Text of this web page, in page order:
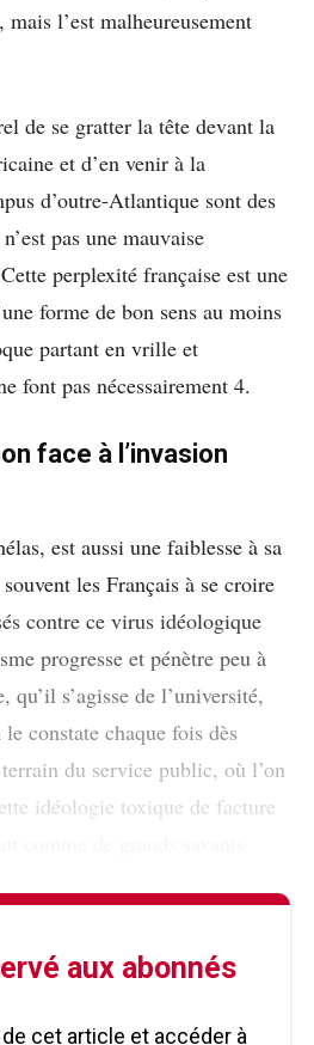
l’est malheureusement
de se gratter la tête devant la
et d’en venir à la
d’outre-Atlantique sont des
pas une mauvaise
perplexité française est une
forme de bon sens au moins
partant en vrille et
font pas nécessairement 4.
face à l’invasion
est aussi une faiblesse à sa
les Français à se croire
contre ce virus idéologique
progresse et pénètre peu à
qu’il s’agisse de l’université,
constate chaque fois dès
terrain du service public, où l’on
idéologie toxique de facture
aux abonnés
cet article et accéder à